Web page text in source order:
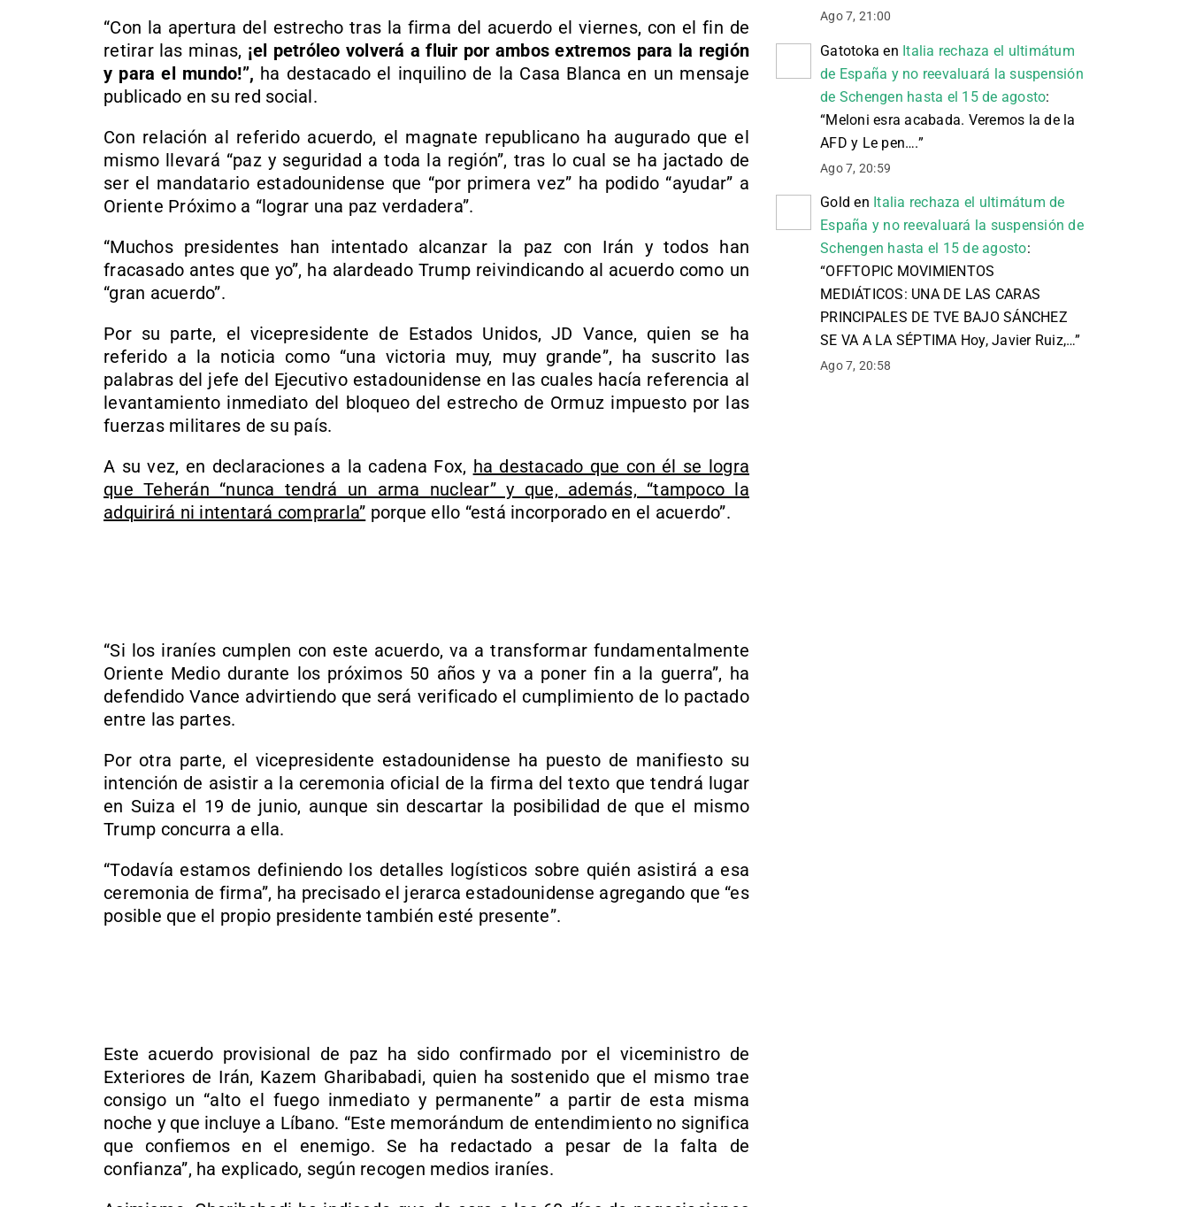
“Con la apertura del estrecho tras la firma del acuerdo el viernes, con el fin de
retirar las minas, ¡el petróleo volverá a fluir por ambos extremos para la región
y para el mundo!”, ha destacado el inquilino de la Casa Blanca en un mensaje
publicado en su red social.
Con relación al referido acuerdo, el magnate republicano ha augurado que el
mismo llevará “paz y seguridad a toda la región”, tras lo cual se ha jactado de
ser el mandatario estadounidense que “por primera vez” ha podido “ayudar” a
Oriente Próximo a “lograr una paz verdadera”.
“Muchos presidentes han intentado alcanzar la paz con Irán y todos han
fracasado antes que yo”, ha alardeado Trump reivindicando al acuerdo como un
“gran acuerdo”.
Por su parte, el vicepresidente de Estados Unidos, JD Vance, quien se ha
referido a la noticia como “una victoria muy, muy grande”, ha suscrito las
palabras del jefe del Ejecutivo estadounidense en las cuales hacía referencia al
levantamiento inmediato del bloqueo del estrecho de Ormuz impuesto por las
fuerzas militares de su país.
A su vez, en declaraciones a la cadena Fox, ha destacado que con él se logra
que Teherán “nunca tendrá un arma nuclear” y que, además, “tampoco la
adquirirá ni intentará comprarla” porque ello “está incorporado en el acuerdo”.
“Si los iraníes cumplen con este acuerdo, va a transformar fundamentalmente
Oriente Medio durante los próximos 50 años y va a poner fin a la guerra”, ha
defendido Vance advirtiendo que será verificado el cumplimiento de lo pactado
entre las partes.
Por otra parte, el vicepresidente estadounidense ha puesto de manifiesto su
intención de asistir a la ceremonia oficial de la firma del texto que tendrá lugar
en Suiza el 19 de junio, aunque sin descartar la posibilidad de que el mismo
Trump concurra a ella.
“Todavía estamos definiendo los detalles logísticos sobre quién asistirá a esa
ceremonia de firma”, ha precisado el jerarca estadounidense agregando que “es
posible que el propio presidente también esté presente”.
Este acuerdo provisional de paz ha sido confirmado por el viceministro de
Exteriores de Irán, Kazem Gharibabadi, quien ha sostenido que el mismo trae
consigo un “alto el fuego inmediato y permanente” a partir de esta misma
noche y que incluye a Líbano. “Este memorándum de entendimiento no significa
que confiemos en el enemigo. Se ha redactado a pesar de la falta de
confianza”, ha explicado, según recogen medios iraníes.
Ago 7, 21:00
Gatotoka en Italia rechaza el ultimátum
de España y no reevaluará la suspensión
de Schengen hasta el 15 de agosto:
“Meloni esra acabada. Veremos la de la
AFD y Le pen….”
Ago 7, 20:59
Gold en Italia rechaza el ultimátum de
España y no reevaluará la suspensión de
Schengen hasta el 15 de agosto:
“OFFTOPIC MOVIMIENTOS
MEDIÁTICOS: UNA DE LAS CARAS
PRINCIPALES DE TVE BAJO SÁNCHEZ
SE VA A LA SÉPTIMA Hoy, Javier Ruiz,…”
Ago 7, 20:58